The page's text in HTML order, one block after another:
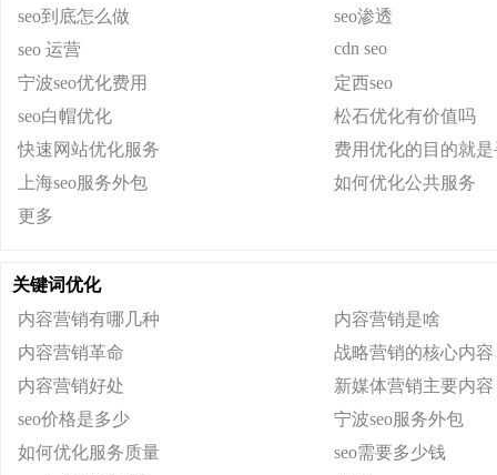
seo到底怎么做
seo渗透
seo 运营
cdn seo
宁波seo优化费用
定西seo
seo白帽优化
松石优化有价值吗
快速网站优化服务
费用优化的目的就
上海seo服务外包
如何优化公共服务
更多
关键词优化
内容营销有哪几种
内容营销是啥
内容营销革命
战略营销的核心内容
内容营销好处
新媒体营销主要内容
seo价格是多少
宁波seo服务外包
如何优化服务质量
seo需要多少钱